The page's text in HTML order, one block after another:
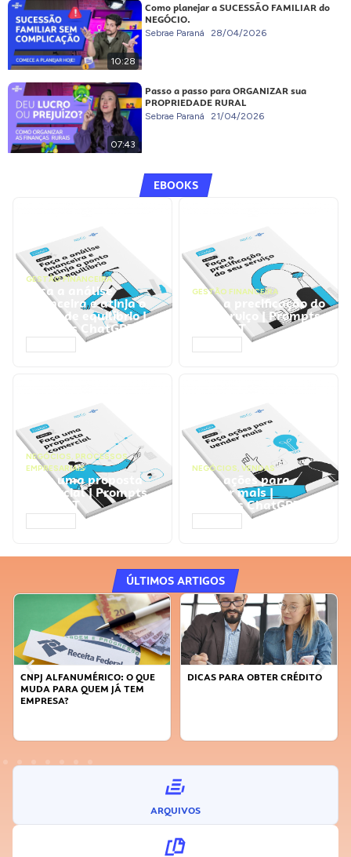
10:28
Como planejar a SUCESSÃO FAMILIAR do
NEGÓCIO.
Sebrae Paraná 28/04/2026
07:43
Passo a passo para ORGANIZAR sua
PROPRIEDADE RURAL
Sebrae Paraná 21/04/2026
EBOOKS
GESTÃO FINANCEIRA
Faça a análise
financeira e atinja o
ponto de equilíbrio |
Prompts ChatGPT
GESTÃO FINANCEIRA
Faça a precificação do
seu serviço | Prompts
ChatGPT
NEGÓCIOS, PROCESSOS
EMPRESARIAIS
Faça uma proposta
comercial | Prompts
ChatGPT
NEGÓCIOS, VENDAS
Faça ações para
vender mais |
Prompts ChatGPT
ÚLTIMOS ARTIGOS
O QUE
JÁ TEM
DICAS PARA OBTER CRÉDITO
FAÇA A
ARQUIVOS